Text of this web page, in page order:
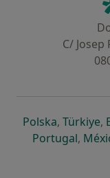
C/
Polskaabre
, Türkiye,
Portugalabre
,